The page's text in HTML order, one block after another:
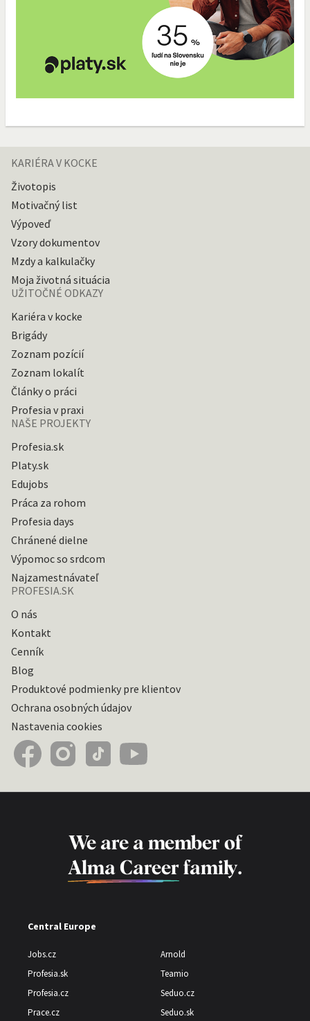
KARIÉRA V KOCKE
Životopis
Motivačný list
Výpoveď
Vzory dokumentov
Mzdy a kalkulačky
Moja životná situácia
UŽITOČNÉ ODKAZY
Kariéra v kocke
Brigády
Zoznam pozícií
Zoznam lokalít
Články o práci
Profesia v praxi
NAŠE PROJEKTY
Profesia.sk
Platy.sk
Edujobs
Práca za rohom
Profesia days
Chránené dielne
Výpomoc so srdcom
Najzamestnávateľ
PROFESIA.SK
O nás
Kontakt
Cenník
Blog
Produktové podmienky pre klientov
Ochrana osobných údajov
Nastavenia cookies
We are a member of
Alma Career family.
Central Europe
Jobs.cz
Profesia.sk
Profesia.cz
Prace.cz
Arnold
Teamio
Seduo.cz
Seduo.sk